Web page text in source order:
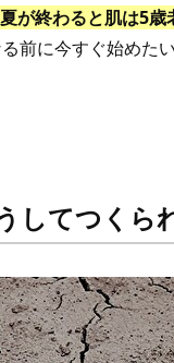
夏が終わると肌は5歳
前に今すぐ始めた
してつくら